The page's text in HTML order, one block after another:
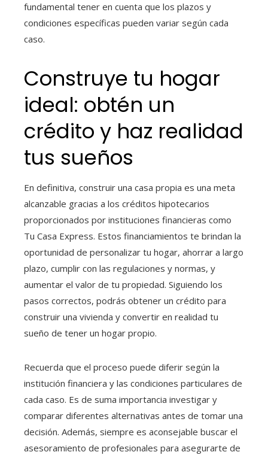
fundamental tener en cuenta que los plazos y
condiciones específicas pueden variar según cada
caso.
Construye tu hogar
ideal: obtén un
crédito y haz realidad
tus sueños
En definitiva, construir una casa propia es una meta
alcanzable gracias a los créditos hipotecarios
proporcionados por instituciones financieras como
Tu Casa Express. Estos financiamientos te brindan la
oportunidad de personalizar tu hogar, ahorrar a largo
plazo, cumplir con las regulaciones y normas, y
aumentar el valor de tu propiedad. Siguiendo los
pasos correctos, podrás obtener un crédito para
construir una vivienda y convertir en realidad tu
sueño de tener un hogar propio.
Recuerda que el proceso puede diferir según la
institución financiera y las condiciones particulares de
cada caso. Es de suma importancia investigar y
comparar diferentes alternativas antes de tomar una
decisión. Además, siempre es aconsejable buscar el
asesoramiento de profesionales para asegurarte de